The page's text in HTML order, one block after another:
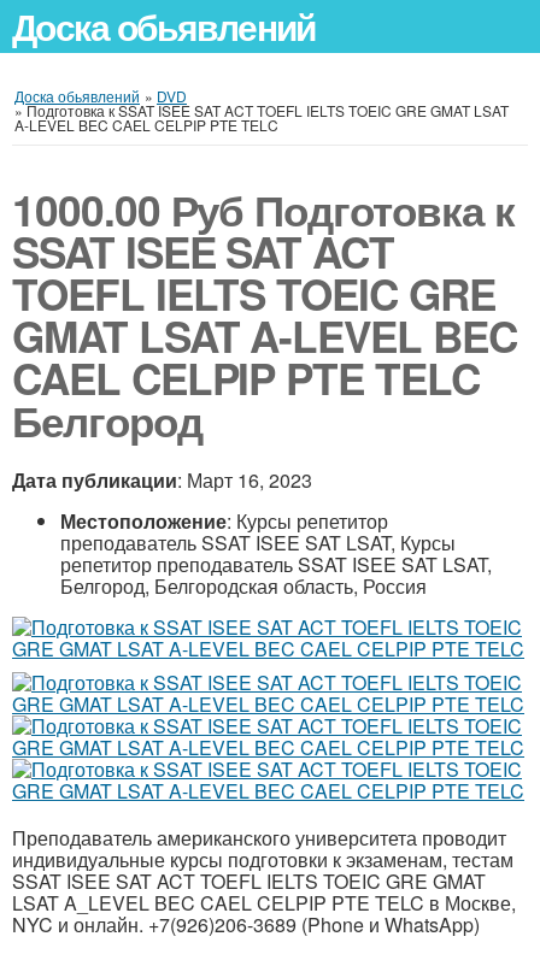
Доска обьявлений
Доска обьявлений » DVD
»Подготовка к SSAT ISEE SAT ACT TOEFL IELTS TOEIC GRE GMAT LSAT
A-LEVEL BEC CAEL CELPIP PTE TELC
1000.00 Руб Подготовка к
SSAT ISEE SAT ACT
TOEFL IELTS TOEIC GRE
GMAT LSAT A-LEVEL BEC
CAEL CELPIP PTE TELC
Белгород
Дата публикации: Март 16, 2023
Местоположение: Курсы репетитор
преподаватель SSAT ISEE SAT LSAT, Курсы
репетитор преподаватель SSAT ISEE SAT LSAT,
Белгород, Белгородская область, Россия
Преподаватель американского университета проводит
индивидуальные курсы подготовки к экзаменам, тестам
SSAT ISEE SAT ACT TOEFL IELTS TOEIC GRE GMAT
LSAT A_LEVEL BEC CAEL CELPIP PTE TELC в Москве,
NYC и онлайн. +7(926)206-3689 (Phone и WhatsApp)